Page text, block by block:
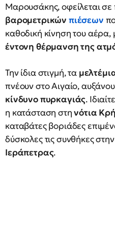
Μαρουσάκης, οφείλεται σε
βαρομετρικών πιέσεων
καθοδική κίνηση του
έντονη θέρμανση της
Την ίδια στιγμή, τα
πνέουν στο Αιγαίο,
κίνδυνο πυρκαγιάς.
η κατάσταση στηνότια
καταβάτες βοριάδες
δύσκολες τις συνθήκες
Ιεράπετρας.